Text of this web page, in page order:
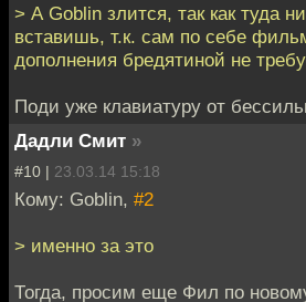
> А Goblin злится, так как туда
вставишь, т.к. сам по себе
дополнения бредятиной не
Поди уже клавиатуру от
Дадли Смит »
#10 | 23.03.14 15:18
Кому: Goblin, #2
> именно за это
Тогда, просим еще Фил по